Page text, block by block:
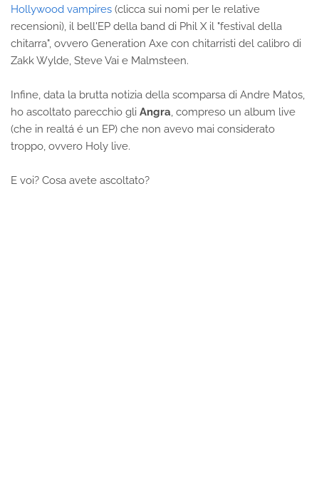
Hollywood vampires (clicca sui nomi per le relative
recensioni), il bell'EP della band di Phil X il "festival della
chitarra", ovvero Generation Axe con chitarristi del calibro di
Zakk Wylde, Steve Vai e Malmsteen.
Infine, data la brutta notizia della scomparsa di Andre Matos,
ho ascoltato parecchio gli Angra, compreso un album live
(che in realtá é un EP) che non avevo mai considerato
troppo, ovvero Holy live.
E voi? Cosa avete ascoltato?